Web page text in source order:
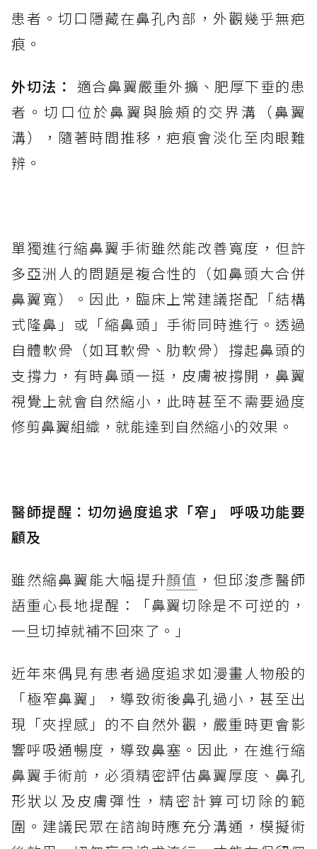
患者。切口隱藏在鼻孔內部，外觀幾乎無疤
痕。
外切法： 適合鼻翼嚴重外擴、肥厚下垂的患
者。切口位於鼻翼與臉頰的交界溝（鼻翼
溝），隨著時間推移，疤痕會淡化至肉眼難
辨。
單獨進行縮鼻翼手術雖然能改善寬度，但許
多亞洲人的問題是複合性的（如鼻頭大合併
鼻翼寬）。因此，臨床上常建議搭配「結構
式隆鼻」或「縮鼻頭」手術同時進行。透過
自體軟骨（如耳軟骨、肋軟骨）撐起鼻頭的
支撐力，有時鼻頭一挺，皮膚被撐開，鼻翼
視覺上就會自然縮小，此時甚至不需要過度
修剪鼻翼組織，就能達到自然縮小的效果。
醫師提醒：切勿過度追求「窄」 呼吸功能要
顧及
雖然縮鼻翼能大幅提升顏值 ，但邱浚彥醫師
語重心長地提醒：「鼻翼切除是不可逆的，
一旦切掉就補不回來了。」
近年來偶見有患者過度追求如漫畫人物般的
「極窄鼻翼」，導致術後鼻孔過小，甚至出
現「夾捏感」的不自然外觀，嚴重時更會影
響呼吸通暢度，導致鼻塞。因此，在進行縮
鼻翼手術前，必須精密評估鼻翼厚度、鼻孔
形狀以及皮膚彈性，精密計算可切除的範
圍。建議民眾在諮詢時應充分溝通，模擬術